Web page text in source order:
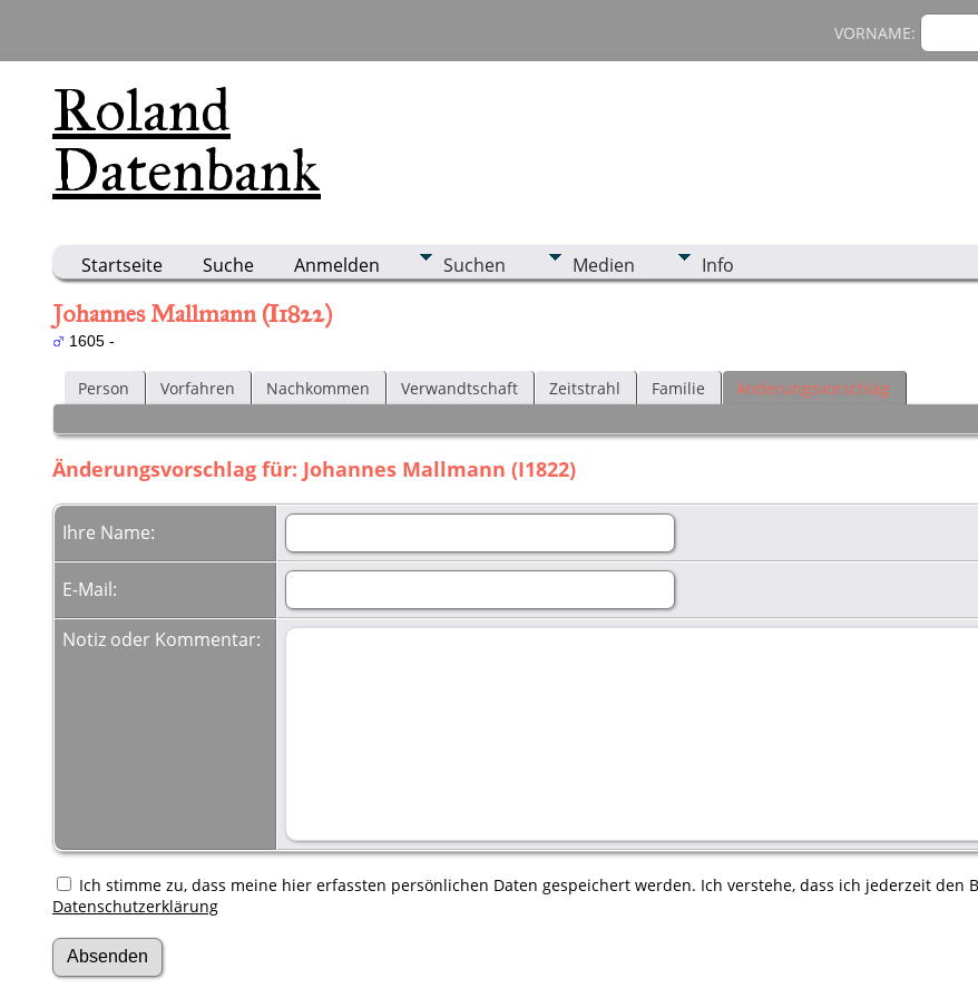
Roland
Datenbank
VORNAME:
Startseite Suche Anmelden Suchen Medien Info
Johannes Mallmann (I1822)
1605 -
Person Vorfahren Nachkommen Verwandtschaft Zeitstrahl Familie Änderungsvorschlag
Änderungsvorschlag für: Johannes Mallmann (I1822)
Ihre Name:
E-Mail:
Notiz oder Kommentar:
Ich stimme zu, dass meine hier erfassten persönlichen Daten gespeichert werden. Ich verstehe, dass ich jederzeit
Datenschutzerklärung